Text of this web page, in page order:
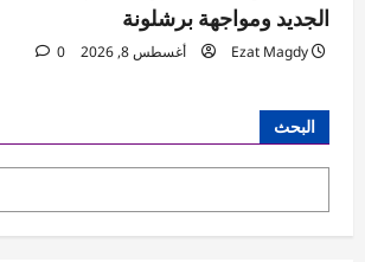
الجديد ومواجهة برشلونة
Ezat Magdy أغسطس 8, 2026 0
البحث